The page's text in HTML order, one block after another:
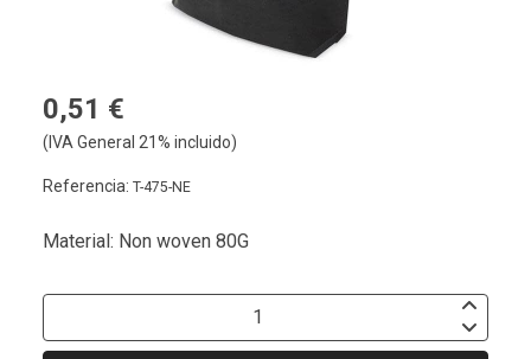
0,51 €
(IVA General 21% incluido)
Referencia: T-475-NE
Material: Non woven 80G